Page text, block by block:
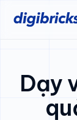
Dạy